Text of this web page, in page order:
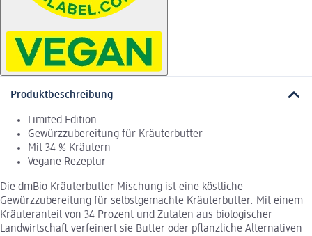
Produktbeschreibung
Limited Edition
Gewürzzubereitung für Kräuterbutter
Mit 34 % Kräutern
Vegane Rezeptur
Die dmBio Kräuterbutter Mischung ist eine köstliche
Gewürzzubereitung für selbstgemachte Kräuterbutter. Mit einem
Kräuteranteil von 34 Prozent und Zutaten aus biologischer
Landwirtschaft verfeinert sie Butter oder pflanzliche Alternativen